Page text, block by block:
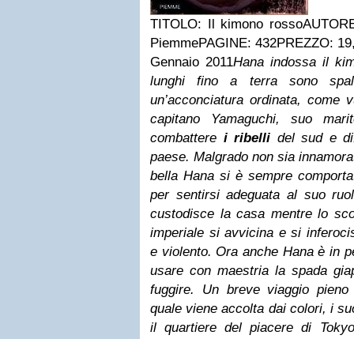
TITOLO: Il kimono
PiemmePAGINE: 432PREZZO:
Gennaio 2011Hana indossa il
lunghi fino a terra sono
un’acconciatura ordinata, come
capitano Yamaguchi, suo
combattere i ribelli del sud e
paese. Malgrado non sia
bella Hana si è sempre
per sentirsi adeguata al suo
custodisce la casa mentre lo
imperiale si avvicina e si
e violento. Ora anche Hana è in
usare con maestria la spada
fuggire. Un breve viaggio
quale viene accolta dai colori, i
il quartiere del piacere di